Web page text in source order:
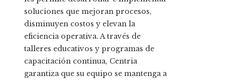
soluciones que mejoran procesos,
disminuyen costos y elevan la
eficiencia operativa. A través de
talleres educativos y programas de
capacitación continua, Centria
garantiza que su equipo se mantenga a